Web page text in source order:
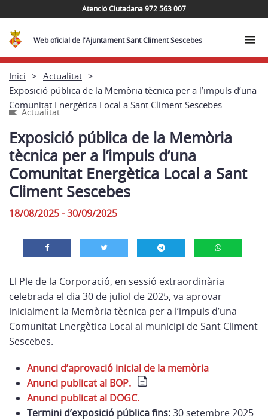
Atenció Ciutadana 972 563 007
Web oficial de l'Ajuntament Sant Climent Sescebes
Inici
Actualitat
Exposició pública de la Memòria tècnica per a l’impuls d’una
Comunitat Energètica Local a Sant Climent Sescebes
Actualitat
Exposició pública de la Memòria
tècnica per a l’impuls d’una
Comunitat Energètica Local a Sant
Climent Sescebes
18/08/2025 - 30/09/2025
El Ple de la Corporació, en sessió extraordinària
celebrada el dia 30 de juliol de 2025, va aprovar
inicialment la Memòria tècnica per a l’impuls d’una
Comunitat Energètica Local al municipi de Sant Climent
Sescebes.
Anunci d’aprovació inicial de la memòria
Anunci publicat al BOP.
Anunci publicat al DOGC.
Termini d’exposició pública fins:30 setembre 2025